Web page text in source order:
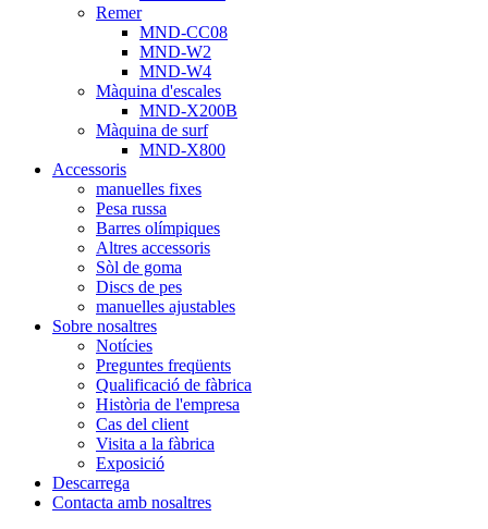
Remer
MND-CC08
MND-W2
MND-W4
Màquina d'escales
MND-X200B
Màquina de surf
MND-X800
Accessoris
manuelles fixes
Pesa russa
Barres olímpiques
Altres accessoris
Sòl de goma
Discs de pes
manuelles ajustables
Sobre nosaltres
Notícies
Preguntes freqüents
Qualificació de fàbrica
Història de l'empresa
Cas del client
Visita a la fàbrica
Exposició
Descarrega
Contacta amb nosaltres